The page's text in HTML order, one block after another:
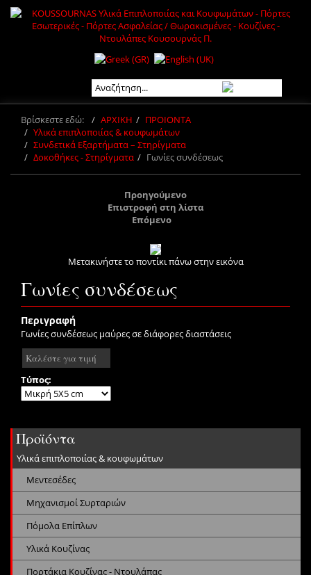
Βρίσκεστε εδώ: ΑΡΧΙΚΗ
ΠΡΟΙΟΝΤΑ
Υλικά επιπλοποιίας & κουφωμάτων
Συνδετικά Εξαρτήματα – Στηρίγματα
Δοκοθήκες - Στηρίγματα
Γωνίες συνδέσεως
Προηγούμενο
Επιστροφή στη λίστα
Επόμενο
Μετακινήστε το ποντίκι πάνω στην εικόνα
Γωνίες συνδέσεως
Περιγραφή
Γωνίες συνδέσεως μαύρες σε διάφορες διαστάσεις
Καλέστε για τιμή
Τύπος:
Προϊόντα
Υλικά επιπλοποιίας & κουφωμάτων
Μεντεσέδες
Μηχανισμοί Συρταριών
Πόμολα Επίπλων
Υλικά Κουζίνας
Πορτάκια Κουζίνας - Ντουλάπας